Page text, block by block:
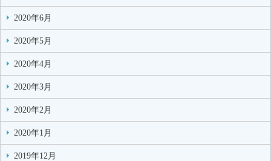
2020年6月
2020年5月
2020年4月
2020年3月
2020年2月
2020年1月
2019年12月